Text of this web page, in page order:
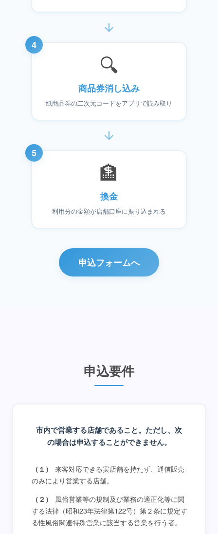
4
🔍
商品券消し込み
紙商品券の二次元コードをアプリで読み取り
5
🏦
換金
利用分の金額が店舗口座に振り込まれる
申込フォームへ
申込要件
市内で営業する店舗であること。ただし、次
の場合は申込することができません。
（１）
来客対応できる実店舗を持たず、通信販売
のみにより営業する店舗。
（２）
風俗営業等の規制及び業務の適正化等に関
する法律（昭和23年法律第122号）第２条に規定す
る性風俗関連特殊営業に該当する営業を行う者。